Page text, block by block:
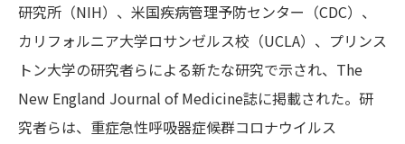
研究所（NIH）、米国疾病管理予防センター（CDC）、
カリフォルニア大学ロサンゼルス校（UCLA）、プリンス
トン大学の研究者らによる新たな研究で示され、The
New England Journal of Medicine誌に掲載された。研
究者らは、重症急性呼吸器症候群コロナウイルス